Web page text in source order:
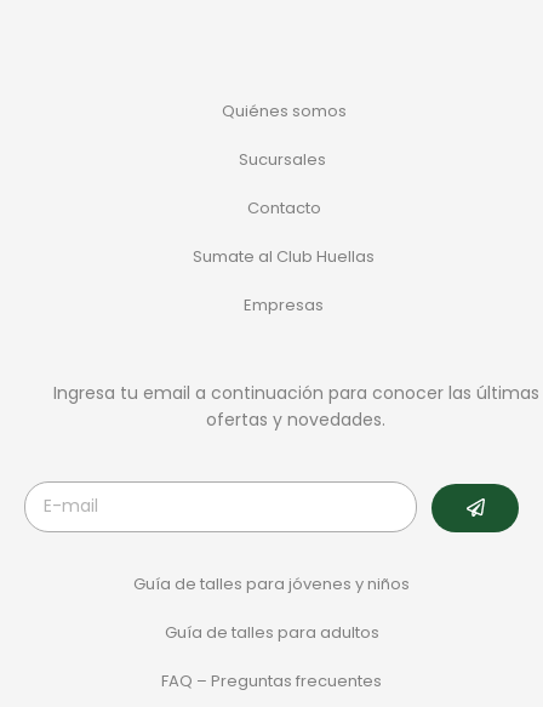
Quiénes somos
Sucursales
Contacto
Sumate al Club Huellas
Empresas
Ingresa tu email a continuación para conocer las últimas
ofertas y novedades.
Guía de talles para jóvenes y niños
Guía de talles para adultos
FAQ – Preguntas frecuentes